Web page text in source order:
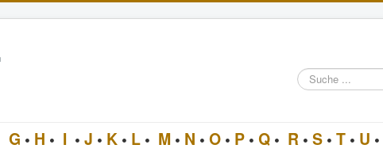
Suche
im
G • H • I • J • K • L • M • N • O • P • Q • R • S • T • U •